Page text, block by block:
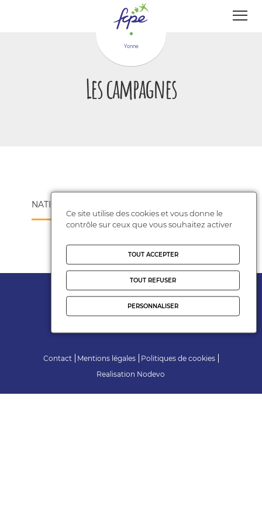
Yonne
Les campagnes
NATIONALES
Adhérent
Contact Mentions légales
Politiques de cookies
Realisation Nodevo
Ce site utilise des cookies et vous donne le
contrôle sur ceux que vous souhaitez activer
TOUT ACCEPTER
TOUT REFUSER
PERSONNALISER